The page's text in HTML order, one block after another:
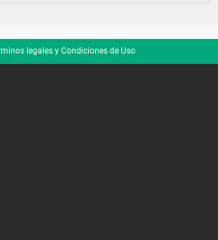
legales y Condiciones de Uso